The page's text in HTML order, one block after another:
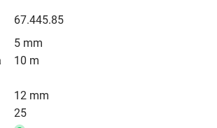
67.445.85
5 mm
10 m
12 mm
25